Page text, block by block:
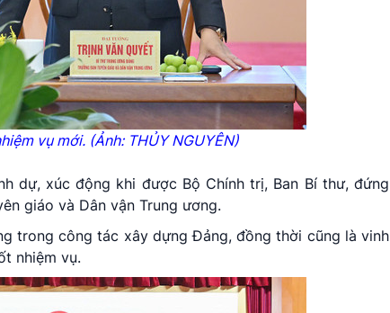
vụ mới. (Ảnh: THỦY NGUYÊN)
dự, xúc động khi được Bộ Chính trị, Ban Bí thư, đứng
giáo và Dân vận Trung ương.
trong công tác xây dựng Đảng, đồng thời cũng là vinh
nhiệm vụ.